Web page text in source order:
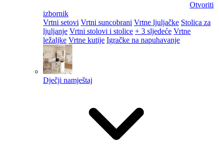
Otvoriti
izbornik
Vrtni setovi Vrtni suncobrani Vrtne ljuljačke Stolica za
ljuljanje Vrtni stolovi i stolice + 3 sljedeće Vrtne
ležaljke Vrtne kutije Igračke na napuhavanje
Dječji namještaj